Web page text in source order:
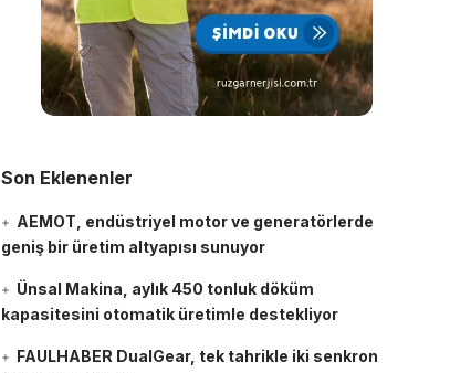
Son Eklenenler
AEMOT, endüstriyel motor ve generatörlerde
geniş bir üretim altyapısı sunuyor
Ünsal Makina, aylık 450 tonluk döküm
kapasitesini otomatik üretimle destekliyor
FAULHABER DualGear, tek tahrikle iki senkron